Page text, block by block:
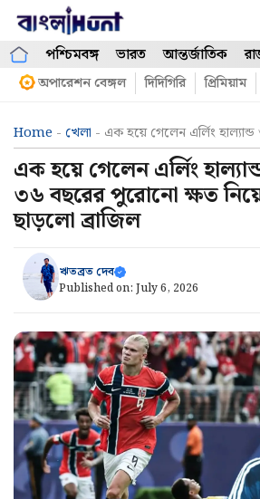
Skip
contentপশ্চিমবঙ্গ ভারত আন্তর্জাতিক
অপারেশন বেঙ্গল দিদিগিরি প্রিমিয়াম
Home - খেলা - এক হয়ে গেলেন এর্লিং
এক হয়ে গেলেন এর্লিং
৩৬ বছরের পুরোনো ক্ষত
ছাড়লো ব্রাজিল
ঋতব্রত দেব
Published on: July 6, 2026